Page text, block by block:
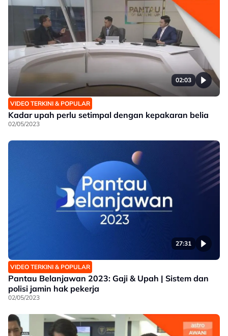
02:03
VIDEO TERKINI & POPULAR
Kadar upah perlu setimpal dengan kepakaran belia
02/05/2023
27:31
VIDEO TERKINI & POPULAR
Pantau Belanjawan 2023: Gaji & Upah | Sistem dan
polisi jamin hak pekerja
02/05/2023